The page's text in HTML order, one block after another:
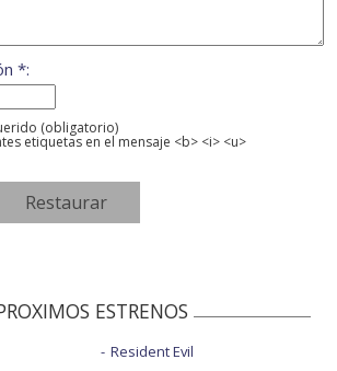
*:
(obligatorio)
etiquetas en el mensaje <b> <i> <u>
ESTRENOS
Resident Evil